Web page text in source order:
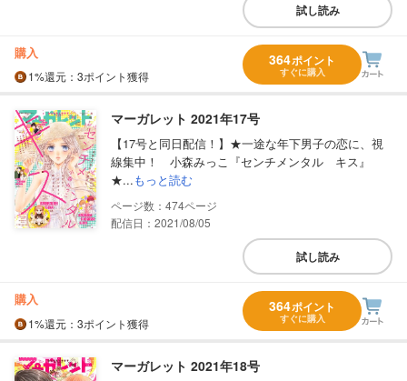
試し読み
購入
1%還元 ：3ポイント獲得
364ポイント
すぐに購入
マーガレット 2021年17号
【17号と同日配信！】★一途な年下男子の恋に、視
線集中！ 小森みっこ『センチメンタル キス』
★...もっと読む
474
配信日：2021/08/05
試し読み
購入
1%還元 ：3ポイント獲得
364ポイント
すぐに購入
マーガレット 2021年18号